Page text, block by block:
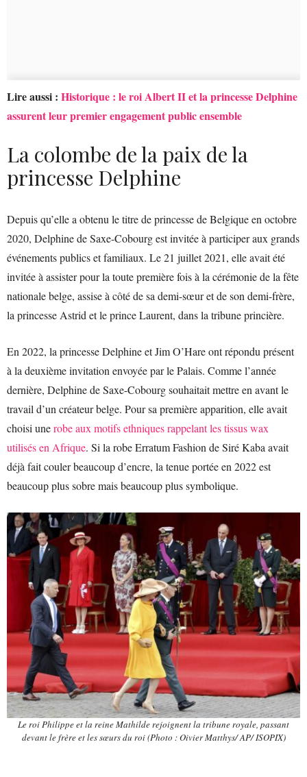
Lire aussi : Historique : le roi Albert II et la princesse Delphine
assurent leur premier engagement public ensemble
La colombe de la paix de la
princesse Delphine
Depuis qu’elle a obtenu le titre de princesse de Belgique en octobre
2020, Delphine de Saxe-Cobourg est invitée à participer aux grands
événements publics et familiaux. Le 21 juillet 2021, elle avait été
invitée à assister pour la toute première fois à la cérémonie de la fête
nationale belge, assise à côté de sa demi-sœur et de son demi-frère,
la princesse Astrid et le prince Laurent, dans la tribune princière.
En 2022, la princesse Delphine et Jim O’Hare ont répondu présent
à la deuxième invitation envoyée par le Palais. Comme l’année
dernière, Delphine de Saxe-Cobourg souhaitait mettre en avant le
travail d’un créateur belge. Pour sa première apparition, elle avait
choisi unerobe aux motifs ethniques rappelant les tissus wax
utilisés en Afrique. Si la robe Erratum Fashion de Siré Kaba avait
déjà fait couler beaucoup d’encre, la tenue portée en 2022 est
beaucoup plus sobre mais beaucoup plus symbolique.
Le roi Philippe et la reine Mathilde rejoignent la tribune royale, passant
devant le frère et les sœurs du roi (Photo : Oivier Matthys/ AP/ ISOPIX)